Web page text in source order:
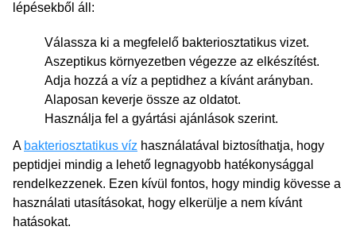
lépésekből áll:
Válassza ki a megfelelő bakteriosztatikus vizet.
Aszeptikus környezetben végezze az elkészítést.
Adja hozzá a víz a peptidhez a kívánt arányban.
Alaposan keverje össze az oldatot.
Használja fel a gyártási ajánlások szerint.
A bakteriosztatikus víz használatával biztosíthatja, hogy
peptidjei mindig a lehető legnagyobb hatékonysággal
rendelkezzenek. Ezen kívül fontos, hogy mindig kövesse a
használati utasításokat, hogy elkerülje a nem kívánt
hatásokat.